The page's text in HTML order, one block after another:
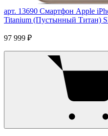
арт. 13690 Смартфон Apple
Titanium (Пустынный Титан)
97 999 ₽